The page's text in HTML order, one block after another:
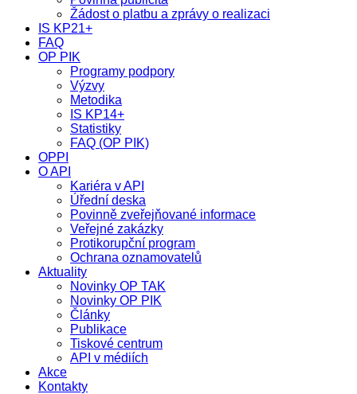
Žádost o platbu a zprávy o realizaci
IS KP21+
FAQ
OP PIK
Programy podpory
Výzvy
Metodika
IS KP14+
Statistiky
FAQ (OP PIK)
OPPI
O API
Kariéra v API
Úřední deska
Povinně zveřejňované informace
Veřejné zakázky
Protikorupční program
Ochrana oznamovatelů
Aktuality
Novinky OP TAK
Novinky OP PIK
Články
Publikace
Tiskové centrum
API v médiích
Akce
Kontakty